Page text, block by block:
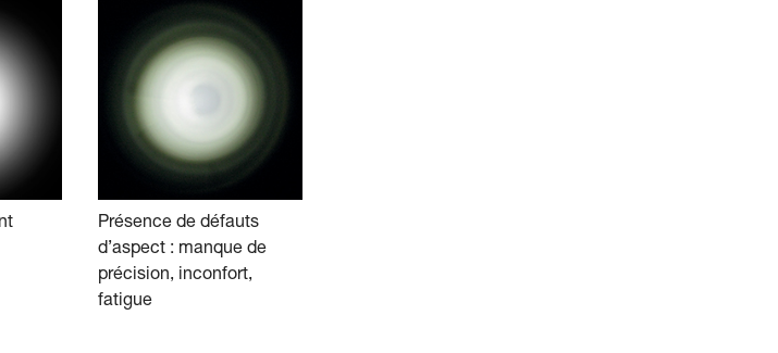
Présence de défauts
d’aspect : manque de
précision, inconfort,
fatigue